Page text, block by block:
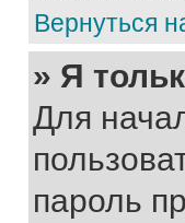
Вернуться
» Я
Для
пароль